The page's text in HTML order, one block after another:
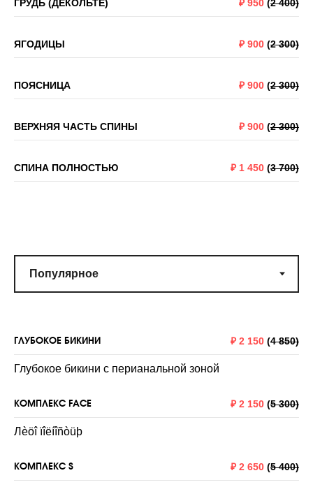
ГРУДЬ (ДЕКОЛЬТЕ) ₽ 950 (2 400)
ЯГОДИЦЫ ₽ 900 (2 300)
ПОЯСНИЦА ₽ 900 (2 300)
ВЕРХНЯЯ ЧАСТЬ СПИНЫ ₽ 900 (2 300)
СПИНА ПОЛНОСТЬЮ ₽ 1 450 (3 700)
ГЛУБОКОЕ БИКИНИ ₽ 2 150 (4 850)
Глубокое бикини с перианальной зоной
КОМПЛЕКС FACE ₽ 2 150 (5 300)
Лèöî ïîëíîñòüþ
КОМПЛЕКС S ₽ 2 650 (5 400)